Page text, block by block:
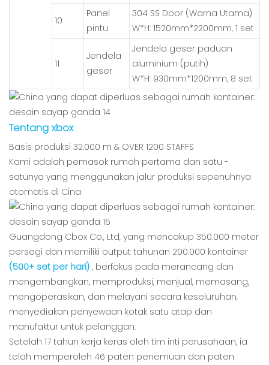
10
Panel
pintu
304 SS Door (Warna Utama)
W*H: 1520mm*2200mm, 1 set
11
Jendela
geser
Jendela geser paduan
aluminium (putih)
W*H: 930mm*1200mm, 8 set
Tentang xbox
Basis produksi 32.000 m & OVER 1200 STAFFS
Kami adalah pemasok rumah pertama dan satu -
satunya yang menggunakan jalur produksi sepenuhnya
otomatis di Cina
Guangdong Cbox Co., Ltd, yang mencakup 350.000 meter
persegi dan memiliki output tahunan 200.000 kontainer
(500+ set per hari) , berfokus pada merancang dan
mengembangkan, memproduksi, menjual, memasang,
mengoperasikan, dan melayani secara keseluruhan,
menyediakan penyewaan kotak satu atap dan
manufaktur untuk pelanggan.
Setelah 17 tahun kerja keras oleh tim inti perusahaan, ia
telah memperoleh 46 paten penemuan dan paten